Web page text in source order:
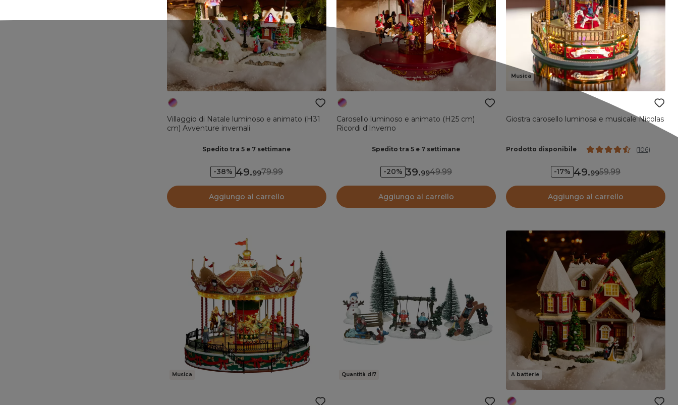
Villaggio di Natale luminoso e animato (H31
cm) Avventure invernali
Spedito tra 5 e 7 settimane
-38% 49.9979.99
Aggiungo al carrello
Carosello luminoso e animato (H25 cm)
Ricordi d'Inverno
Spedito tra 5 e 7 settimane
-20% 39.9949.99
Aggiungo al carrello
Musica
Giostra carosello luminosa e musicale Nicolas
Prodotto disponibile (106)
-17% 49.9959.99
Aggiungo al carrello
Musica Quantità di7 A batterie